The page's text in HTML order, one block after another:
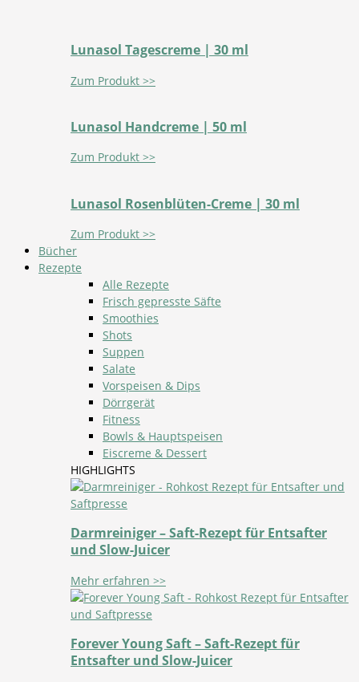
Lunasol Tagescreme | 30 ml
Zum Produkt >>
Lunasol Handcreme | 50 ml
Zum Produkt >>
Lunasol Rosenblüten-Creme | 30 ml
Zum Produkt >>
Bücher
Rezepte
Alle Rezepte
Frisch gepresste Säfte
Smoothies
Shots
Suppen
Salate
Vorspeisen & Dips
Dörrgerät
Fitness
Bowls & Hauptspeisen
Eiscreme & Dessert
HIGHLIGHTS
Darmreiniger – Saft-Rezept für Entsafter
und Slow-Juicer
Mehr erfahren >>
Forever Young Saft – Saft-Rezept für
Entsafter und Slow-Juicer